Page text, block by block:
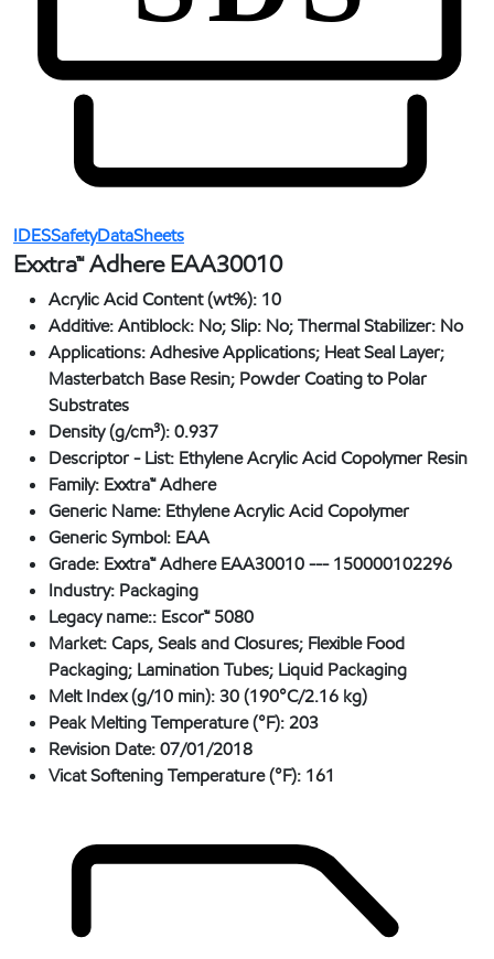
IDESSafetyDataSheets
Exxtra™ Adhere EAA30010
Acrylic Acid Content (wt%): 10
Additive:Antiblock: No; Slip: No; Thermal Stabilizer: No
Applications:Adhesive Applications; Heat Seal Layer;
Masterbatch Base Resin; Powder Coating to Polar
Substrates
Density (g/cm³):0.937
Descriptor - List: Ethylene Acrylic Acid Copolymer Resin
Family: Exxtra™ Adhere
Generic Name: Ethylene Acrylic Acid Copolymer
Generic Symbol: EAA
Grade: Exxtra™ Adhere EAA30010 --- 150000102296
Industry: Packaging
Legacy name:: Escor™ 5080
Market:Caps, Seals and Closures; Flexible Food
Packaging; Lamination Tubes; Liquid Packaging
Melt Index (g/10 min):30 (190°C/2.16 kg)
Peak Melting Temperature (°F):203
Revision Date:07/01/2018
Vicat Softening Temperature (°F): 161